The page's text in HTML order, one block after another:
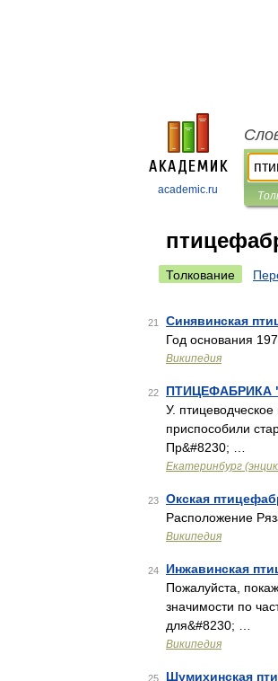
academic.ru
Толкование
21 Синявинская
Год основания
Википедия
22 ПТИЦЕФАБРИКА
У.
приспособили
Пр&#8230; …
Екатеринбург
23 Окская
Расположение
Википедия
24 Инжавинская
Пожалуйста,
значимости по
для&#8230; …
Википедия
25 Шумихинская